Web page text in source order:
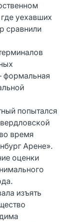
уехавших
сравнили
формальная
попытался
время
Арене».
оценки
изъять